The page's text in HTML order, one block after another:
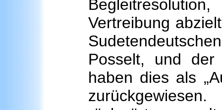
Vertreibung
Posselt, und der
haben dies als